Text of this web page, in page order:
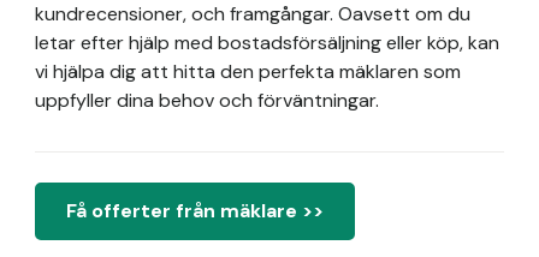
kundrecensioner, och framgångar. Oavsett om du
letar efter hjälp med bostadsförsäljning eller köp, kan
vi hjälpa dig att hitta den perfekta mäklaren som
uppfyller dina behov och förväntningar.
Få offerter från mäklare >>